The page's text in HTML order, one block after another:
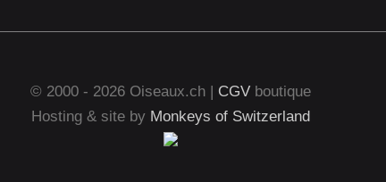
© 2000 - 2026 Oiseaux.ch | CGV boutique
Hosting & site by Monkeys of Switzerland